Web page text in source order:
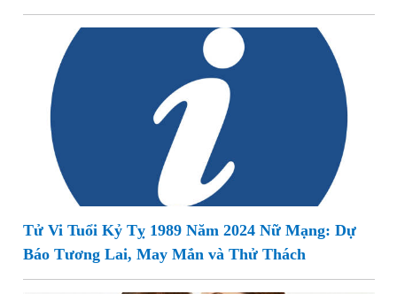
Tử Vi Tuổi Kỷ Tỵ 1989 Năm 2024 Nữ Mạng: Dự
Báo Tương Lai, May Mắn và Thử Thách